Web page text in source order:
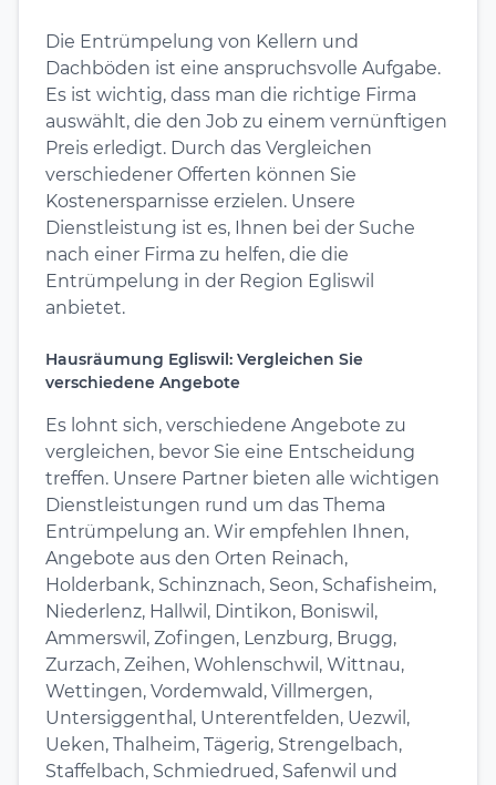
Die Entrümpelung von Kellern und
Dachböden ist eine anspruchsvolle Aufgabe.
Es ist wichtig, dass man die richtige Firma
auswählt, die den Job zu einem vernünftigen
Preis erledigt. Durch das Vergleichen
verschiedener Offerten können Sie
Kostenersparnisse erzielen. Unsere
Dienstleistung ist es, Ihnen bei der Suche
nach einer Firma zu helfen, die die
Entrümpelung in der Region Egliswil
anbietet.
Hausräumung Egliswil: Vergleichen Sie
verschiedene Angebote
Es lohnt sich, verschiedene Angebote zu
vergleichen, bevor Sie eine Entscheidung
treffen. Unsere Partner bieten alle wichtigen
Dienstleistungen rund um das Thema
Entrümpelung an. Wir empfehlen Ihnen,
Angebote aus den Orten Reinach,
Holderbank, Schinznach, Seon, Schafisheim,
Niederlenz, Hallwil, Dintikon, Boniswil,
Ammerswil, Zofingen, Lenzburg, Brugg,
Zurzach, Zeihen, Wohlenschwil, Wittnau,
Wettingen, Vordemwald, Villmergen,
Untersiggenthal, Unterentfelden, Uezwil,
Ueken, Thalheim, Tägerig, Strengelbach,
Staffelbach, Schmiedrued, Safenwil und